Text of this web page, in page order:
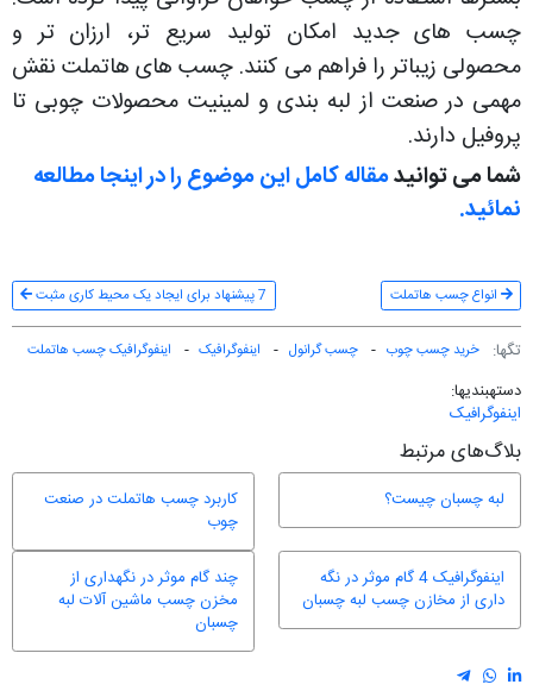
چسب های جدید امکان تولید سریع تر، ارزان تر و
محصولی زیباتر را فراهم می کنند. چسب های هاتملت نقش
مهمی در صنعت از لبه بندی و لمینیت محصولات چوبی تا
پروفیل دارند.
شما می توانیدمقاله کامل این موضوع را در اینجا مطالعه
نمائید.
انواع چسب هاتملت 7 پیشنهاد برای ایجاد یک محیط کاری مثبت
تگ‎ها: خرید چسب چوب چسب گرانول اینفوگرافیک اینفوگرافیک چسب هاتملت
دسته‎بندی‎ها:
اینفوگرافیک
بلاگ‌های مرتبط
لبه چسبان چیست؟
کاربرد چسب هاتملت در صنعت
چوب
اینفوگرافیک 4 گام موثر در نگه
داری از مخازن چسب لبه چسبان
چند گام موثر در نگهداری از
مخزن چسب ماشین آلات لبه
چسبان